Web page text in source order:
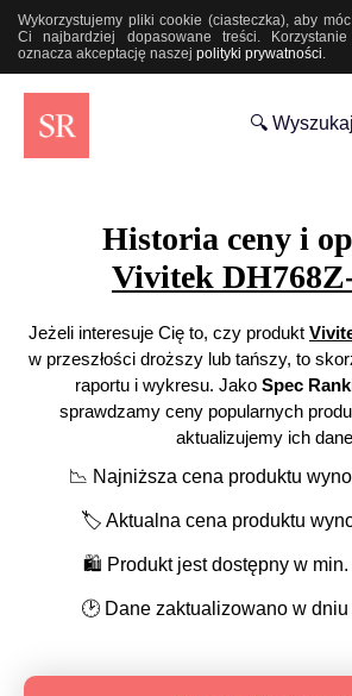
Wykorzystujemy pliki cookie (ciasteczka), aby
Ci najbardziej dopasowane treści.
oznacza akceptację naszej polityki prywatności.
🔍
Historia ceny i
Vivitek
Jeżeli interesuje Cię to, czy produkt
w przeszłości droższy lub tańszy, to
raportu i wykresu. Jako Spec
sprawdzamy ceny popularnych
aktualizujemy ich
📉 Najniższa cena produktu
🏷️ Aktualna cena produktu
🛍️ Produkt jest dostępny w min.
🕑Dane zaktualizowano w dniu